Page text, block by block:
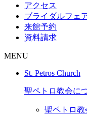
アクセス
ブライダルフェ
来館予約
資料請求
MENU
St. Petros Church
聖ペトロ教会に
聖ペトロ教